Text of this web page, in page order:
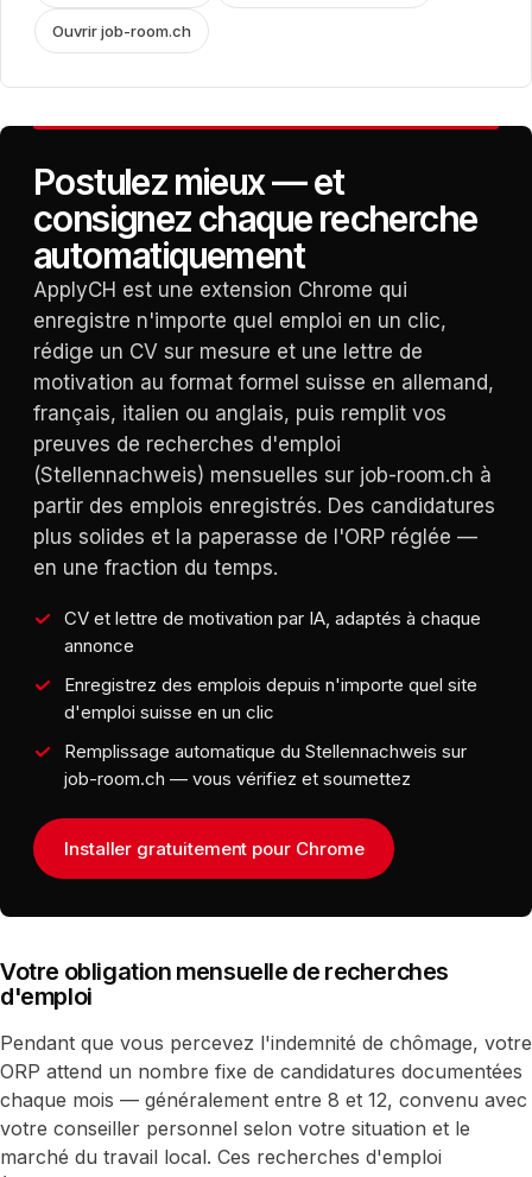
Ouvrir job-room.ch
Postulez mieux — et
consignez chaque recherche
automatiquement
ApplyCH est une extension Chrome qui
enregistre n'importe quel emploi en un clic,
rédige un CV sur mesure et une lettre de
motivation au format formel suisse en allemand,
français, italien ou anglais, puis remplit vos
preuves de recherches d'emploi
(Stellennachweis) mensuelles sur job-room.ch à
partir des emplois enregistrés. Des candidatures
plus solides et la paperasse de l'ORP réglée —
en une fraction du temps.
CV et lettre de motivation par IA, adaptés à chaque
annonce
Enregistrez des emplois depuis n'importe quel site
d'emploi suisse en un clic
Remplissage automatique du Stellennachweis sur
job-room.ch — vous vérifiez et soumettez
Installer gratuitement pour Chrome
Votre obligation mensuelle de recherches
d'emploi
Pendant que vous percevez l'indemnité de chômage, votre
ORP attend un nombre fixe de candidatures documentées
chaque mois — généralement entre 8 et 12, convenu avec
votre conseiller personnel selon votre situation et le
marché du travail local. Ces recherches d'emploi